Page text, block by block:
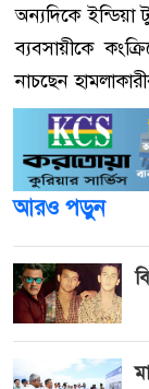
অন্যদিকে ইন্ডিয়া
ব্যবসায়ীকে
নাচছেন
আরও পড়ুন